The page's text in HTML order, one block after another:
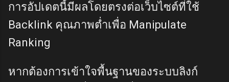
การอัปเดตนี้มีผลโดยตรงต่อเว็บไซต์ที่ใช้
Backlink คุณภาพต่ำเพื่อ Manipulate
Ranking
หากต้องการเข้าใจพื้นฐานของระบบลิงก์